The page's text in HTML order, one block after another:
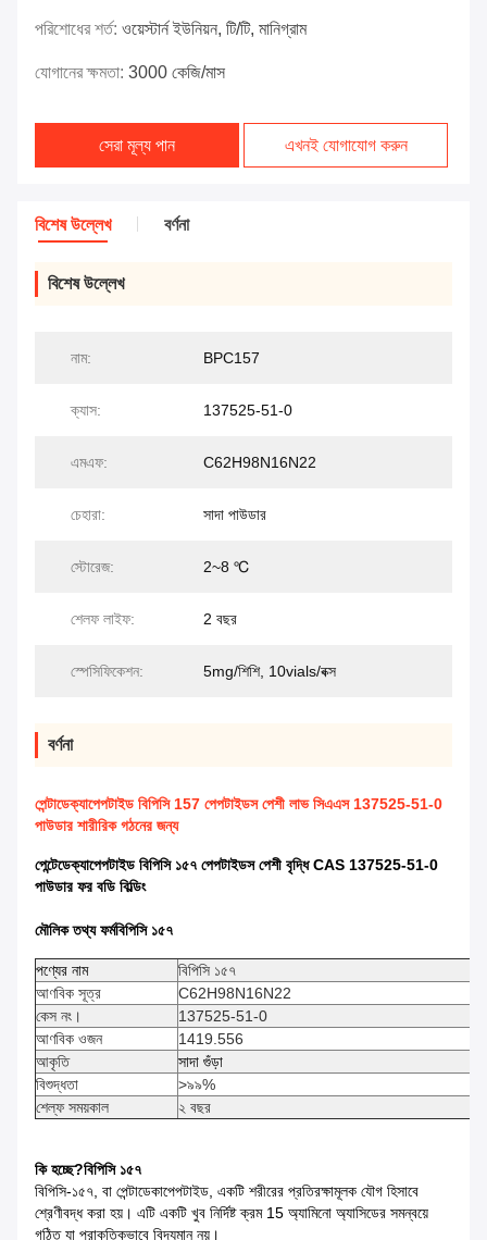
পরিশোধের শর্ত: ওয়েস্টার্ন ইউনিয়ন, টি/টি, মানিগ্রাম
যোগানের ক্ষমতা: 3000 কেজি/মাস
সেরা মূল্য পান এখনই যোগাযোগ করুন
বিশেষ উল্লেখ বর্ণনা
বিশেষ উল্লেখ
নাম: BPC157
ক্যাস: 137525-51-0
এমএফ: C62H98N16N22
চেহারা: সাদা পাউডার
স্টোরেজ: 2~8 ℃
শেলফ লাইফ: 2 বছর
স্পেসিফিকেশন: 5mg/শিশি, 10vials/বক্স
বর্ণনা
পেন্টাডেক্যাপেপটাইড বিপিসি 157 পেপটাইডস পেশী লাভ সিএএস 137525-51-0
পাউডার শারীরিক গঠনের জন্য
পেন্টেডেক্যাপেপটাইড বিপিসি ১৫৭ পেপটাইডস পেশী বৃদ্ধি CAS 137525-51-0
পাউডার ফর বডি বিল্ডিং
মৌলিক তথ্য ফর্মবিপিসি ১৫৭
পণ্যের নাম
বিপিসি ১৫৭
আণবিক সূত্র
C62H98N16N22
কেস নং।
137525-51-0
আণবিক ওজন
1419.556
আকৃতি
সাদা গুঁড়া
বিশুদ্ধতা
>৯৯%
শেল্ফ সময়কাল
২ বছর
কি হচ্ছে?বিপিসি ১৫৭
বিপিসি-১৫৭, বা পেন্টাডেকাপেপটাইড, একটি শরীরের প্রতিরক্ষামূলক যৌগ হিসাবে
শ্রেণীবদ্ধ করা হয়। এটি একটি খুব নির্দিষ্ট ক্রম 15 অ্যামিনো অ্যাসিডের সমন্বয়ে
গঠিত যা প্রাকৃতিকভাবে বিদ্যমান নয়।